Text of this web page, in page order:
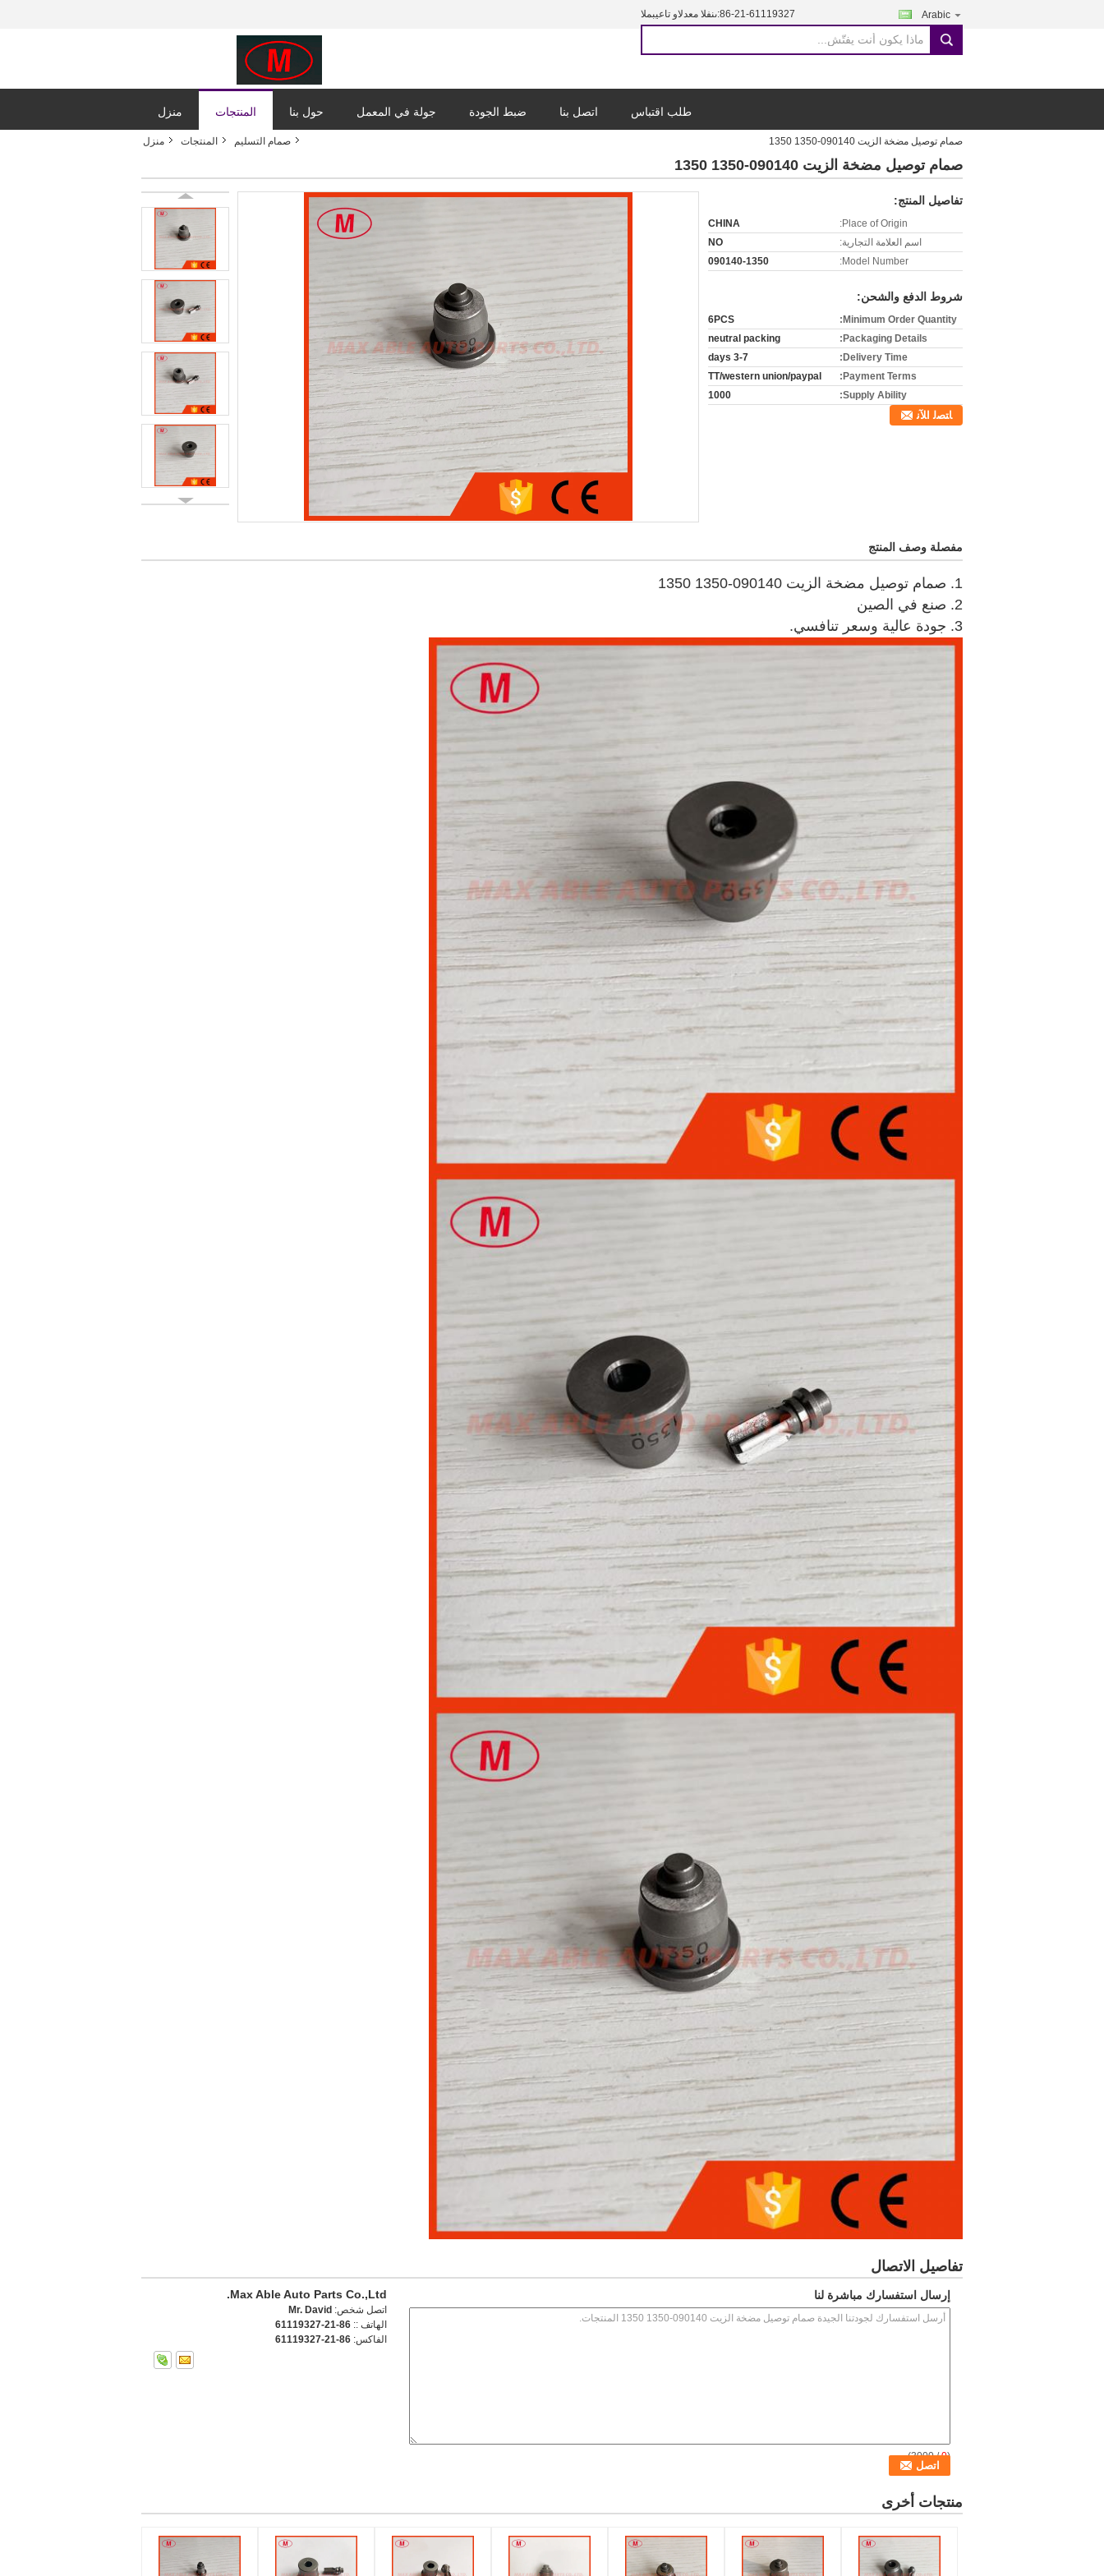
المبيعات والدعم الفنى:86-21-61119327 Arabic
search
منزل المنتجات حول بنا جولة في المعمل ضبط الجودة اتصل بنا طلب اقتباس
منزل المنتجات صمام التسليم صمام توصيل مضخة الزيت 090140-1350 1350
صمام توصيل مضخة الزيت 090140-1350 1350
تفاصيل المنتج:
Place of Origin:
CHINA
اسم العلامة التجارية:
NO
Model Number:
090140-1350
شروط الدفع والشحن:
Minimum Order Quantity:
6PCS
Packaging Details:
neutral packing
Delivery Time:
3-7 days
Payment Terms:
TT/western union/paypal
Supply Ability:
1000
ﺎﺘﺼﻟ ﺍﻶﻧ
مفصلة وصف المنتج
1. صمام توصيل مضخة الزيت 090140-1350 1350
2. صنع في الصين
3. جودة عالية وسعر تنافسي.
تفاصيل الاتصال
Max Able Auto Parts Co.,Ltd.
اتصل شخص: Mr. David
الهاتف :: 86-21-61119327
الفاكس: 86-21-61119327
إرسال استفسارك مباشرة لنا
(
0
/ 3000)
منتجات أخرى